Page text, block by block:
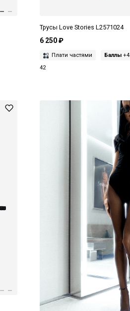
Трусы Love Stories L2571024
6 250 ₽
Плати частями Баллы
42